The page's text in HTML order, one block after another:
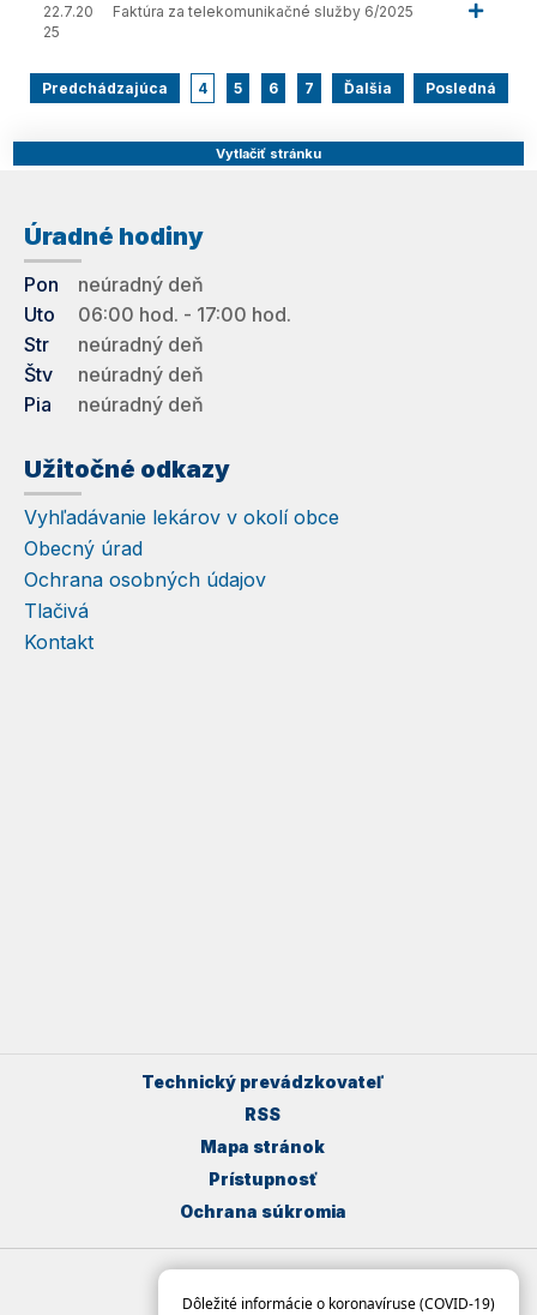
22.7.20
25
Faktúra za telekomunikačné služby 6/2025
Predchádzajúca 4 5 6 7 Ďalšia Posledná
Vytlačiť stránku
Úradné hodiny
Pon
neúradný deň
Uto
06:00 hod. - 17:00 hod.
Str
neúradný deň
Štv
neúradný deň
Pia
neúradný deň
Užitočné odkazy
Vyhľadávanie lekárov v okolí obce
Obecný úrad
Ochrana osobných údajov
Tlačivá
Kontakt
Technický prevádzkovateľ
RSS
Mapa stránok
Prístupnosť
Ochrana súkromia
Dôležité informácie o koronavíruse (COVID-19)